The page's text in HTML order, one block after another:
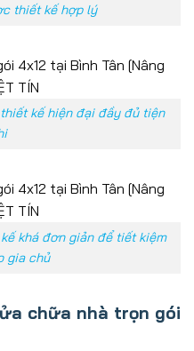
thiết kế hợp lý
kế hiện đại đầy đủ tiện
khá đơn giản để tiết kiệm
gia chủ
chữa nhà trọn gói